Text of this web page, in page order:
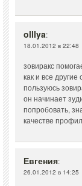
olllya:
18.01.2012 в 22:48
зовиракс
как и все
пользуюсь
он начинает
попробовать,
качестве
Евгения:
26.01.2012 в 14:25